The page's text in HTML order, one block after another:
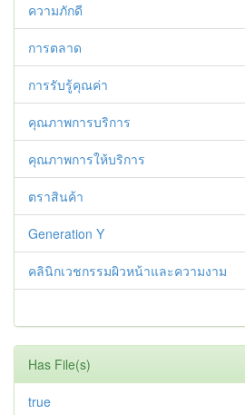
ความภักดี
การตลาด
การรับรู้คุณค่า
คุณภาพการบริการ
คุณภาพการให้บริการ
ตราสินค้า
Generation Y
คลินิกเวชกรรมผิวหน้าและความงาม
Has File(s)
true